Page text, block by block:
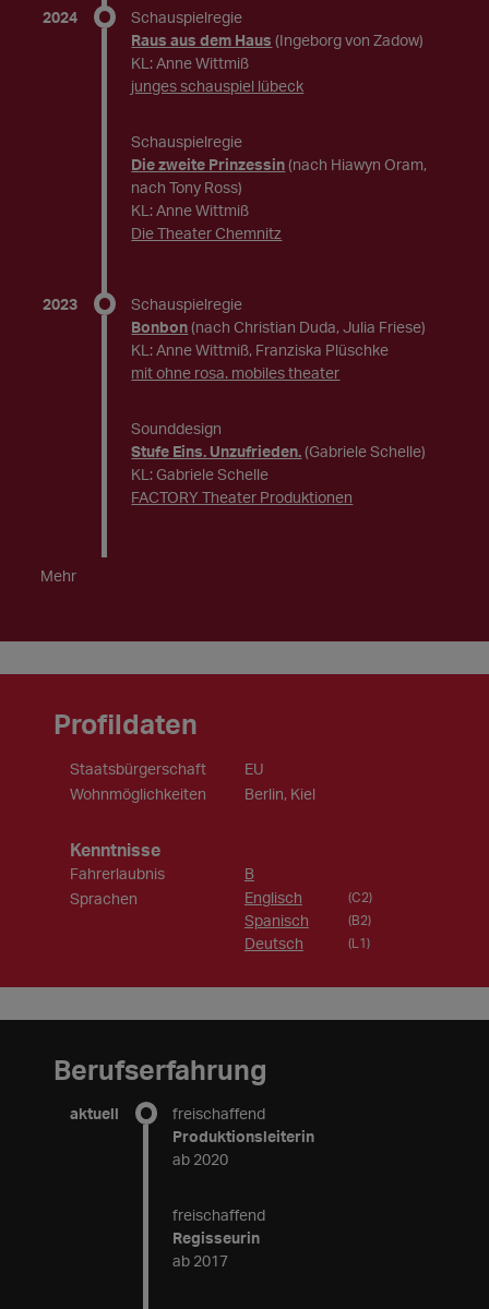
2024
Schauspielregie
Raus aus dem Haus (Ingeborg von Zadow)
KL: Anne Wittmiß
junges schauspiel lübeck
Schauspielregie
Die zweite Prinzessin (nach Hiawyn Oram,
nach Tony Ross)
KL: Anne Wittmiß
Die Theater Chemnitz
2023
Schauspielregie
Bonbon (nach Christian Duda, Julia Friese)
KL: Anne Wittmiß, Franziska Plüschke
mit ohne rosa. mobiles theater
Sounddesign
Stufe Eins. Unzufrieden. (Gabriele Schelle)
KL: Gabriele Schelle
FACTORY Theater Produktionen
Mehr
Profildaten
Staatsbürgerschaft
EU
Wohnmöglichkeiten
Berlin, Kiel
Kenntnisse
Fahrerlaubnis
B
Sprachen
Englisch (C2)
Spanisch (B2)
Deutsch (L1)
Berufserfahrung
aktuell
freischaffend
Produktionsleiterin
ab 2020
freischaffend
Regisseurin
ab 2017